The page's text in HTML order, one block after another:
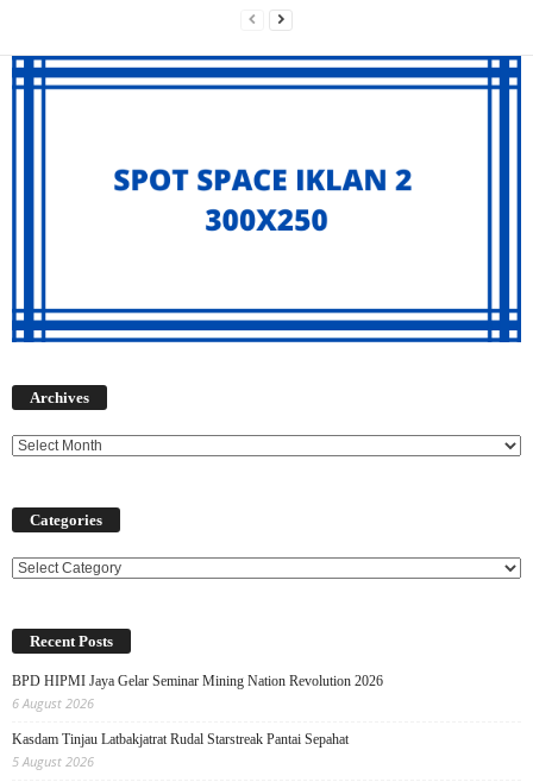
Archives
Categories
Categories
Recent Posts
BPD HIPMI Jaya Gelar Seminar Mining Nation Revolution 2026
6 August 2026
Kasdam Tinjau Latbakjatrat Rudal Starstreak Pantai Sepahat
5 August 2026